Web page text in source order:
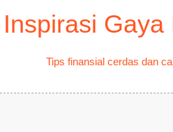
Inspirasi
Tips finansial cerdas dan